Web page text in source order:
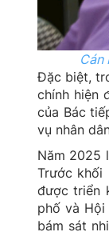
Cán
Đặc biệt,
chính hiện
của Bác
vụ nhân
Năm 2025
Trước khối
được triển
phố và
bám sát